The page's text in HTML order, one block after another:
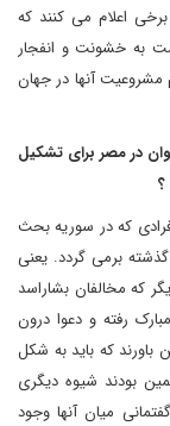
اعلام می کنند که
به خشونت و انفجار
آنها در جهان
در مصر برای تشکیل
؟
که در سوریه بحث
گذشته برمی گردد. یعنی
که مخالفان بشاراسد
رفته و دعوا درون
باورند که باید به شکل
بودند شیوه دیگری
میان آنها وجود